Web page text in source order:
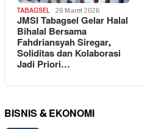
TABAGSEL 26 Maret 2026
JMSI Tabagsel Gelar Halal
Bihalal Bersama
Fahdriansyah Siregar,
Soliditas dan Kolaborasi
Jadi Priori…
BISNIS & EKONOMI